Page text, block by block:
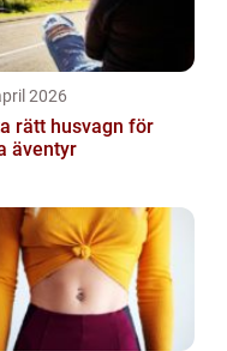
2026
rätt husvagn för
äventyr